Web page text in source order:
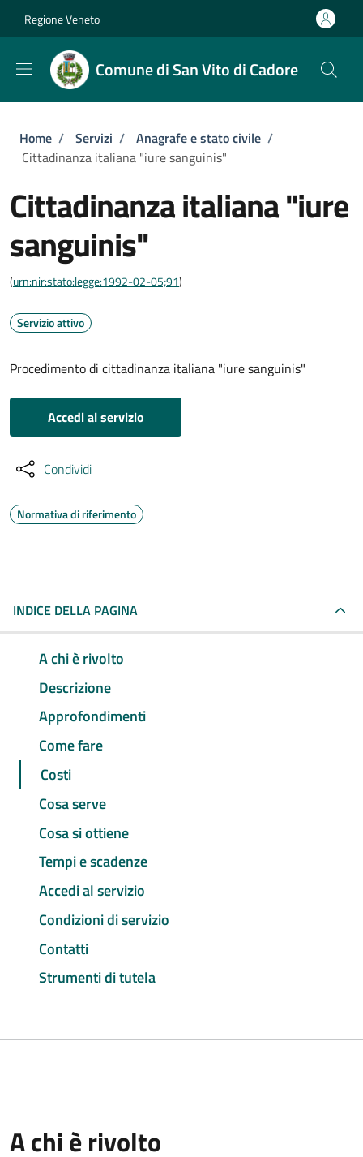
Regione Veneto
Comune di San Vito di Cadore
Briciole di pane
Home / Servizi / Anagrafe e stato civile /
Cittadinanza italiana "iure sanguinis"
Cittadinanza italiana "iure
sanguinis"
(urn:nir:stato:legge:1992-02-05;91)
Servizio attivo
Procedimento di cittadinanza italiana "iure sanguinis"
Accedi al servizio
Condividi
Normativa di riferimento
INDICE DELLA PAGINA
A chi è rivolto
Descrizione
Approfondimenti
Come fare
Costi
Cosa serve
Cosa si ottiene
Tempi e scadenze
Accedi al servizio
Condizioni di servizio
Contatti
Strumenti di tutela
A chi è rivolto